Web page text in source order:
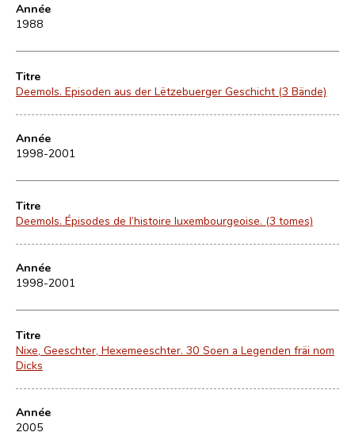
Année
1988
Titre
Deemols. Episoden aus der Lëtzebuerger Geschicht (3 Bände)
Année
1998-2001
Titre
Deemols. Épisodes de l’histoire luxembourgeoise. (3 tomes)
Année
1998-2001
Titre
Nixe, Geeschter, Hexemeeschter. 30 Soen a Legenden fräi nom
Dicks
Année
2005